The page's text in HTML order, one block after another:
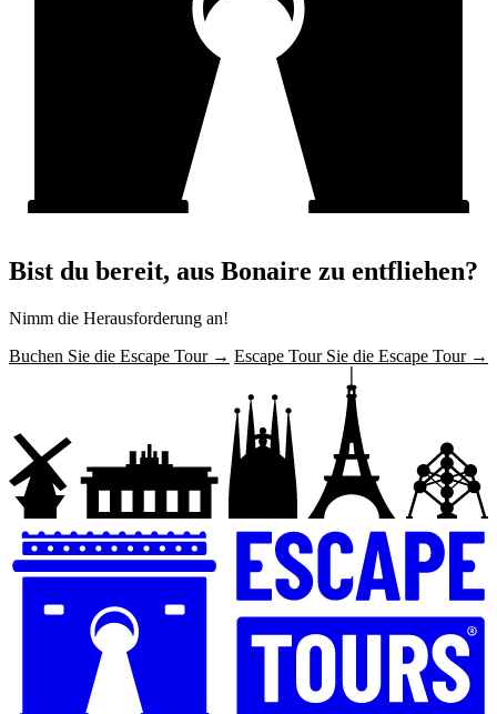
Bist du bereit, aus Bonaire zu entfliehen?
Nimm die Herausforderung an!
Buchen Sie die Escape Tour → Escape Tour Sie die Escape Tour →